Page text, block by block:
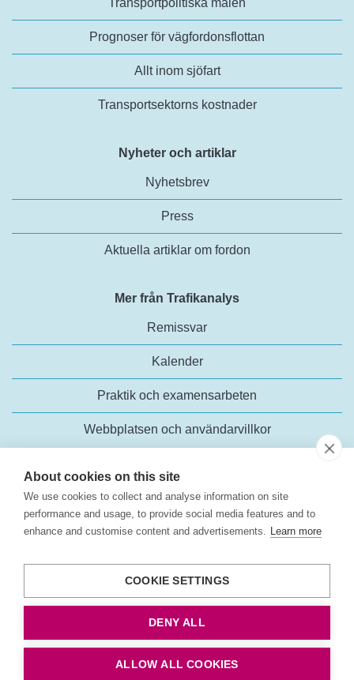
About cookies on this site
We use cookies to collect and analyse information on site
performance and usage, to provide social media features and to
enhance and customise content and advertisements. Learn more
COOKIE SETTINGS
DENY ALL
ALLOW ALL COOKIES
Transportpolitiska målen
Prognoser för vägfordonsflottan
Allt inom sjöfart
Transportsektorns kostnader
Nyheter och artiklar
Nyhetsbrev
Press
Aktuella artiklar om fordon
Mer från Trafikanalys
Remissvar
Kalender
Praktik och examensarbeten
Webbplatsen och användarvillkor
Rosenlundsgatan 54
118 63 Stockholm
+46 (0)10-414 42 00